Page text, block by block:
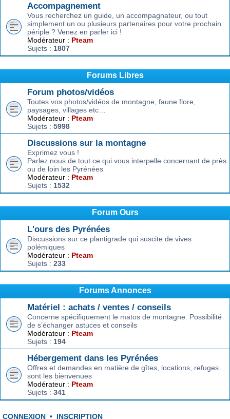
Accompagnement
Vous recherchez un guide, un accompagnateur, ou tout
simplement un ou plusieurs partenaires pour votre prochain
périple ? Venez en parler ici !
Modérateur : Pteam
Sujets : 1807
Forums Libres
Forum photos/vidéos
Toutes vos photos/vidéos de montagne, faune flore,
paysages, villages etc…
Modérateur : Pteam
Sujets : 5998
Discussions sur la montagne
Exprimez vous !
Parlez nous de tout ce qui vous interpelle concernant de près
ou de loin les Pyrénées
Modérateur : Pteam
Sujets : 1532
Forum Ours
L'ours des Pyrénées
Discussions sur ce plantigrade qui suscite de vives
polémiques
Modérateur : Pteam
Sujets : 233
Forums Annonces
Matériel : achats / ventes / conseils
Concerne spécifiquement le matos de montagne. Possibilité
de s’échanger astuces et conseils
Modérateur : Pteam
Sujets : 194
Hébergement dans les Pyrénées
Offres et demandes en matière de gîtes, locations, refuges…
sont les bienvenues
Modérateur : Pteam
Sujets : 341
CONNEXION • INSCRIPTION